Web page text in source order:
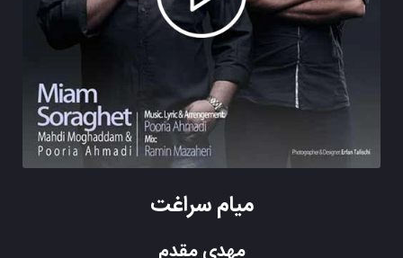
میام سراغت
مهدی مقدم